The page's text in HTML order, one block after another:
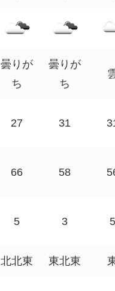
曇りが
ち
曇りが
ち
27 31
66 58
5 3 5
北北東 東北東